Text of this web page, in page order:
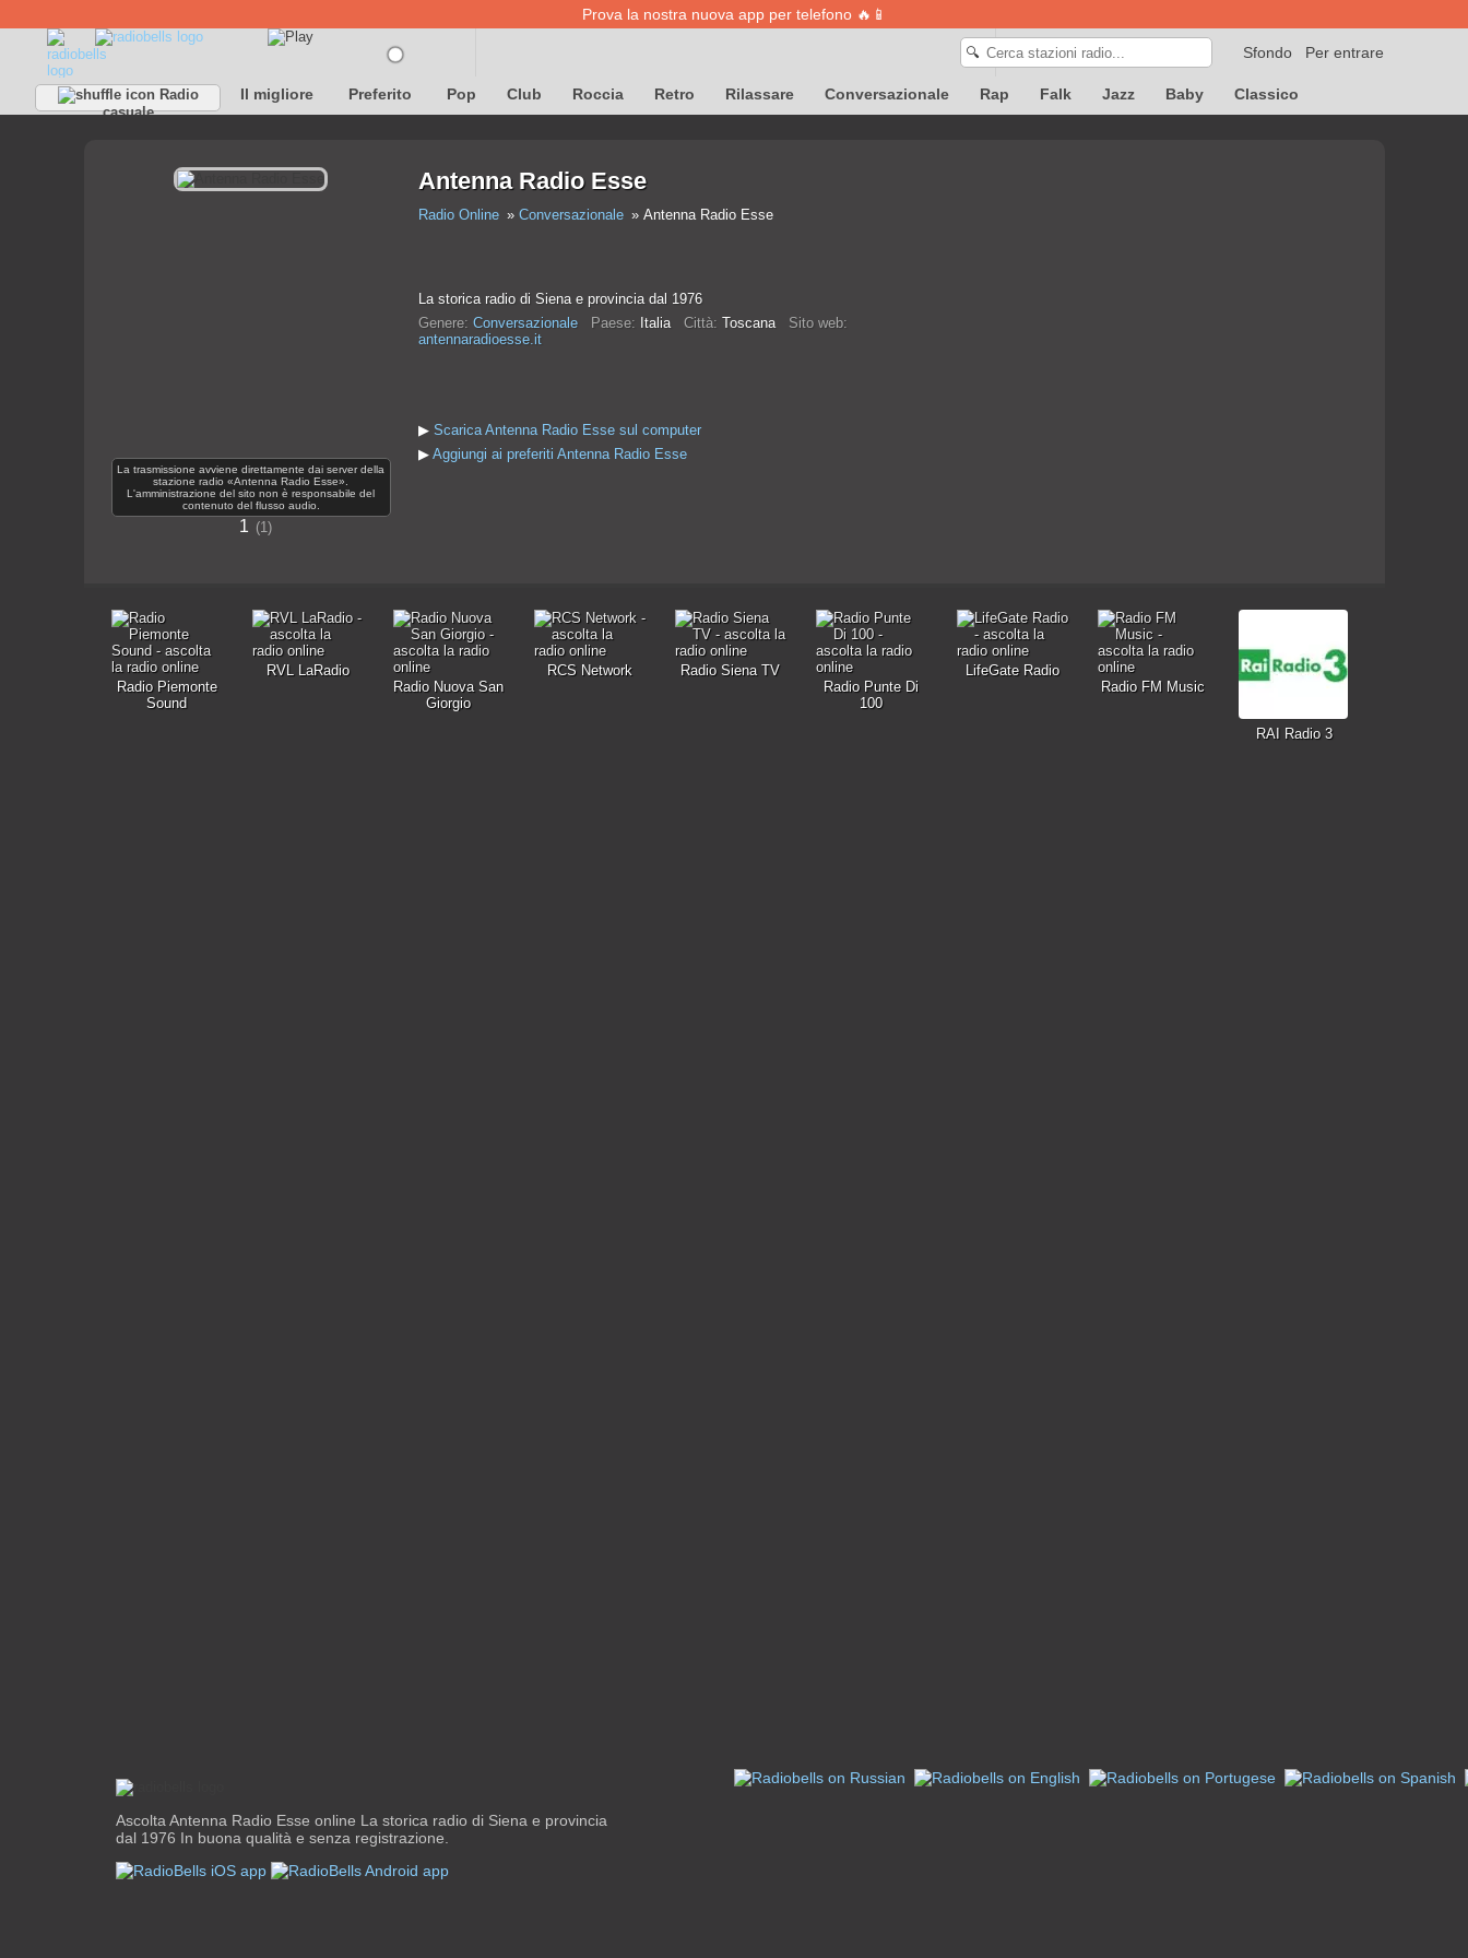
Prova la nostra nuova app per telefono 🔥📱
Per entrare
Sfondo
🔍
Radio
casuale
Il migliore Preferito Pop Club Roccia Retro Rilassare Conversazionale Rap Falk Jazz Baby Classico
La trasmissione avviene direttamente dai server della
stazione radio «Antenna Radio Esse».
L'amministrazione del sito non è responsabile del
contenuto del flusso audio.
1 1
Antenna Radio Esse
Radio Online Conversazionale Antenna Radio Esse
La storica radio di Siena e provincia dal 1976
Genere: Conversazionale Paese: Italia Città: Toscana Sito web:
antennaradioesse.it
▶ Scarica Antenna Radio Esse sul computer
▶ Aggiungi ai preferiti Antenna Radio Esse
Radio Piemonte
Sound
RVL LaRadio
Radio Nuova San
Giorgio
RCS Network
Radio Siena TV
Radio Punte Di
100
LifeGate Radio
Radio FM Music
RAI Radio 3
Ascolta Antenna Radio Esse online La storica radio di Siena e provincia
dal 1976 In buona qualità e senza registrazione.